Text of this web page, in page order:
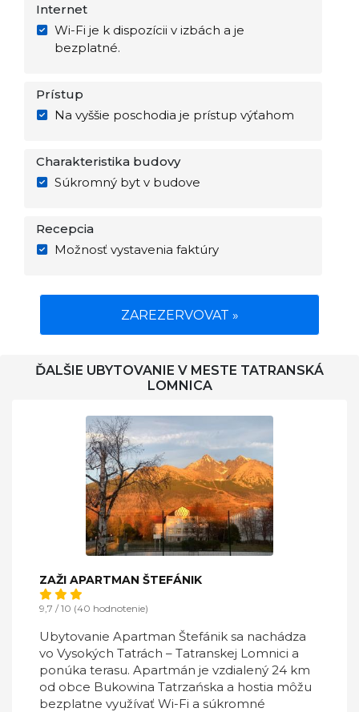
Internet
Wi-Fi je k dispozícii v izbách a je
bezplatné.
Prístup
Na vyššie poschodia je prístup výťahom
Charakteristika budovy
Súkromný byt v budove
Recepcia
Možnosť vystavenia faktúry
ZAREZERVOVAT »
ĎALŠIE UBYTOVANIE V MESTE TATRANSKÁ
LOMNICA
ZAŽI APARTMAN ŠTEFÁNIK
9,7 / 10 (40 hodnotenie)
Ubytovanie Apartman Štefánik sa nachádza
vo Vysokých Tatrách – Tatranskej Lomnici a
ponúka terasu. Apartmán je vzdialený 24 km
od obce Bukowina Tatrzańska a hostia môžu
bezplatne využívať Wi-Fi a súkromné